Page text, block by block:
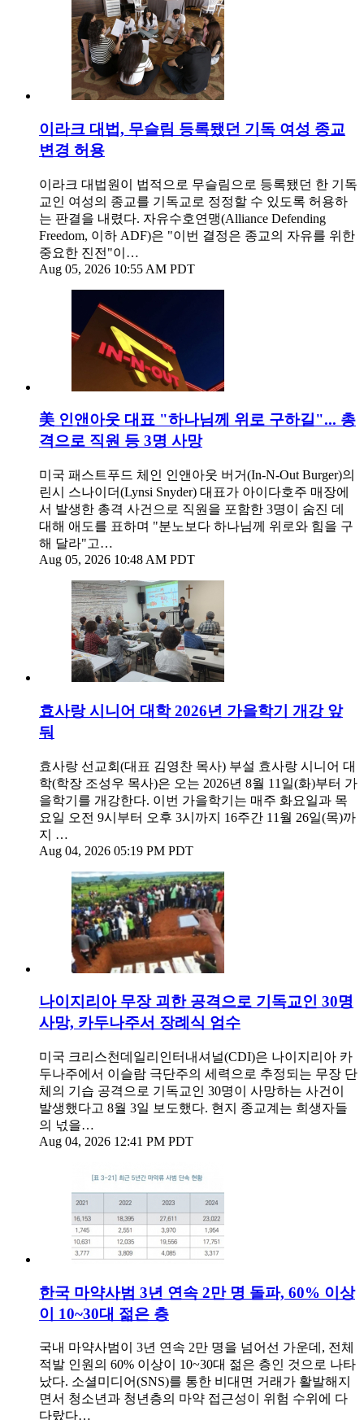
이라크 대법, 무슬림 등록됐던 기독 여성 종교
변경 허용
이라크 대법원이 법적으로 무슬림으로 등록됐던 한 기독
교인 여성의 종교를 기독교로 정정할 수 있도록 허용하
는 판결을 내렸다. 자유수호연맹(Alliance Defending
Freedom, 이하 ADF)은 "이번 결정은 종교의 자유를 위한
중요한 진전"이…
Aug 05, 2026 10:55 AM PDT
美 인앤아웃 대표 "하나님께 위로 구하길"... 총
격으로 직원 등 3명 사망
미국 패스트푸드 체인 인앤아웃 버거(In-N-Out Burger)의
린시 스나이더(Lynsi Snyder) 대표가 아이다호주 매장에
서 발생한 총격 사건으로 직원을 포함한 3명이 숨진 데
대해 애도를 표하며 "분노보다 하나님께 위로와 힘을 구
해 달라"고…
Aug 05, 2026 10:48 AM PDT
효사랑 시니어 대학 2026년 가을학기 개강 앞
둬
효사랑 선교회(대표 김영찬 목사) 부설 효사랑 시니어 대
학(학장 조성우 목사)은 오는 2026년 8월 11일(화)부터 가
을학기를 개강한다. 이번 가을학기는 매주 화요일과 목
요일 오전 9시부터 오후 3시까지 16주간 11월 26일(목)까
지 …
Aug 04, 2026 05:19 PM PDT
나이지리아 무장 괴한 공격으로 기독교인 30명
사망, 카두나주서 장례식 엄수
미국 크리스천데일리인터내셔널(CDI)은 나이지리아 카
두나주에서 이슬람 극단주의 세력으로 추정되는 무장 단
체의 기습 공격으로 기독교인 30명이 사망하는 사건이
발생했다고 8월 3일 보도했다. 현지 종교계는 희생자들
의 넋을…
Aug 04, 2026 12:41 PM PDT
한국 마약사범 3년 연속 2만 명 돌파, 60% 이상
이 10~30대 젊은 층
국내 마약사범이 3년 연속 2만 명을 넘어선 가운데, 전체
적발 인원의 60% 이상이 10~30대 젊은 층인 것으로 나타
났다. 소셜미디어(SNS)를 통한 비대면 거래가 활발해지
면서 청소년과 청년층의 마약 접근성이 위험 수위에 다
다랐다…